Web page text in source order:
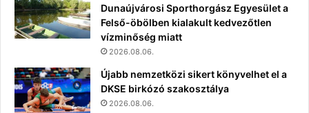
Dunaújvárosi Sporthorgász Egyesület a
Felső-öbölben kialakult kedvezőtlen
vízminőség miatt
2026.08.06.
Újabb nemzetközi sikert könyvelhet el a
DKSE birkózó szakosztálya
2026.08.06.